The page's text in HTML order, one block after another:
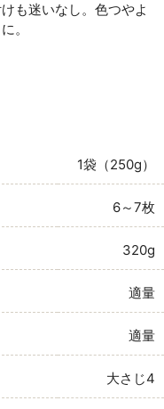
も迷いなし。色つやよ
。
1袋（250g）
6～7枚
320g
適量
適量
大さじ4